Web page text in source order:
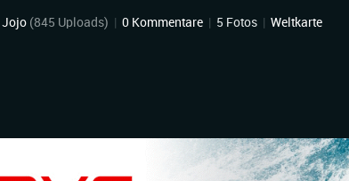
Jojo (845 Uploads) | 0 Kommentare | 5 Fotos | Weltkarte